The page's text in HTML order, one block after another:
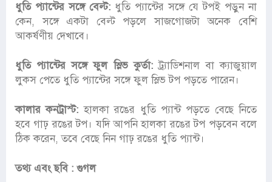
ধুতি প্যান্টের সঙ্গে বেল্ট: ধুতি প্যান্টের সঙ্গে যে টপই পড়ুন না
কেন, সঙ্গে একটা বেল্ট পড়লে সাজগোজটা অনেক বেশি
আকর্ষণীয় দেখাবে।
ধুতি প্যান্টের সঙ্গে ফুল স্লিভ কুর্তা:ট্র্যাডিশনাল বা ক্যাজুয়াল
লুকস পেতে ধুতি প্যান্টের সঙ্গে ফুল স্লিভ টপ পড়তে পারেন।
কালার কনট্রাস্ট: হালকা রঙের ধুতি প্যান্ট পড়তে বেছে নিতে
হবে গাঢ় রঙের টপ। যদি আপনি হালকা রঙের টপ পড়বেন বলে
ঠিক করেন, তবে বেছে নিন গাঢ় রঙের ধুতি প্যান্ট।
তথ্য এবং ছবি : গুগল